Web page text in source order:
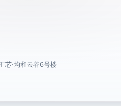
芯·均和云谷6号楼